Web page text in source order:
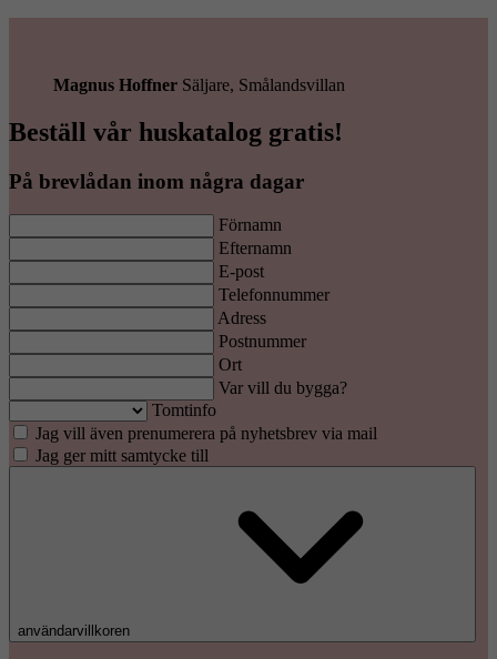
Magnus Hoffner Säljare, Smålandsvillan
Beställ vår huskatalog gratis!
På brevlådan inom några dagar
Förnamn
Efternamn
E-post
Telefonnummer
Adress
Postnummer
Ort
Var vill du bygga?
Tomtinfo
Jag vill även prenumerera på nyhetsbrev via mail
Jag ger mitt samtycke till
användarvillkoren